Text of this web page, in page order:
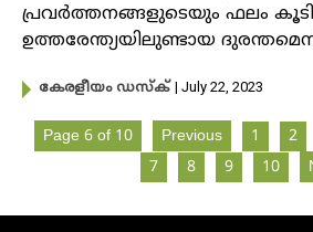
പ്രവർത്തനങ്ങളുടെയും ഫലം
ഉത്തരേന്ത്യയിലുണ്ടായ
കേരളീയം ഡസ്ക് | July 22, 2023
Page 6 of 10 Previous 1 2
7
8 9 10